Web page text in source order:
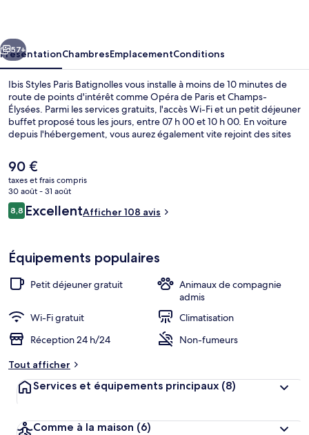
Suivant
57+
PrésentationChambresEmplacementConditions
Ibis Styles Paris Batignolles vous installe à moins de 10 minutes de
route de points d'intérêt comme Opéra de Paris et Champs-
Élysées. Parmi les services gratuits, l'accès Wi-Fi et un petit déjeuner
buffet proposé tous les jours, entre 07 h 00 et 10 h 00. En voiture
depuis l'hébergement, vous aurez également vite rejoint des sites
marche seulement séparent l'hébergement des transports publics :
Station de métro Brochant est accessible en quelques foulées et
Station de métro La Fourche se situe à 5 min à pied.
Le
prix
actuel
est
de
90 €
taxes et frais compris
30 août - 31 août
Avis
voyageurs
8,88,8 sur 10
ExcellentAfficher 108 avis
Équipements populaires
Petit déjeuner gratuit
Animaux de compagnie
admis
Wi-Fi gratuit
Climatisation
Réception 24 h/24
Non-fumeurs
Tout afficher
Services et équipements principaux (8)
Comme à la maison (6)